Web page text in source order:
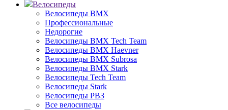
Велосипеды
Велосипеды BMX
Профессиональные
Недорогие
Велосипеды BMX Tech Team
Велосипеды BMX Haevner
Велосипеды BMX Subrosa
Велосипеды BMX Stark
Велосипеды Tech Team
Велосипеды Stark
Велосипеды РВЗ
Все велосипеды